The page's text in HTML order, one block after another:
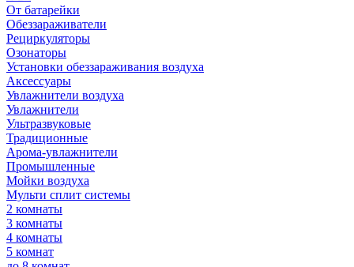
От батарейки
Обеззараживатели
Рециркуляторы
Озонаторы
Установки обеззараживания воздуха
Аксессуары
Увлажнители воздуха
Увлажнители
Ультразвуковые
Традиционные
Арома-увлажнители
Промышленные
Мойки воздуха
Мульти сплит системы
2 комнаты
3 комнаты
4 комнаты
5 комнат